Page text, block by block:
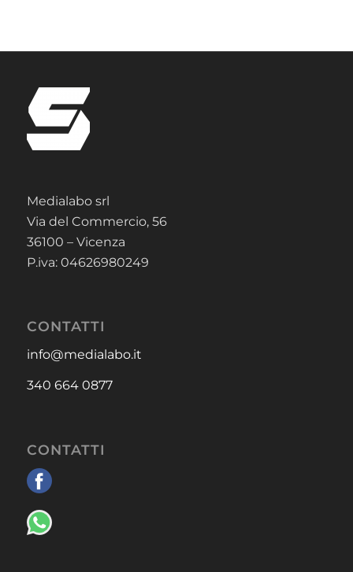
Medialabo srl
Via del Commercio, 56
36100 – Vicenza
P.iva: 04626980249
CONTATTI
info@medialabo.it
340 664 0877
CONTATTI